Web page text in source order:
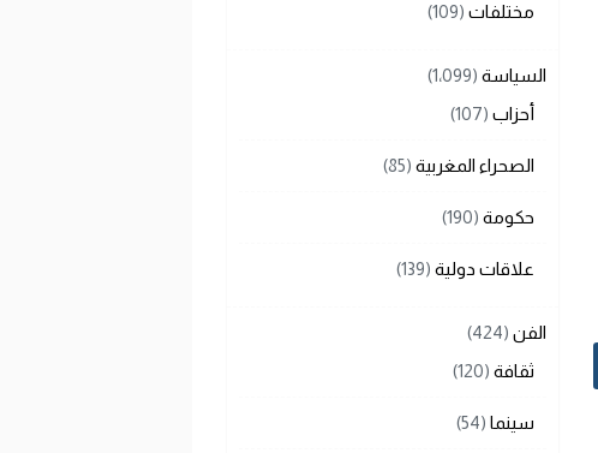
مختلفات (109)
السياسة (1٬099)
أحزاب (107)
الصحراء المغربية (85)
حكومة (190)
علاقات دولية (139)
الفن (424)
ثقافة (120)
سينما (54)